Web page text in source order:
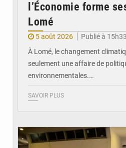
l’Économie forme
Lomé
5 août 2026
Publié à 15h33
À Lomé, le changement
seulement une affaire de
environnementales.…
SAVOIR PLUS